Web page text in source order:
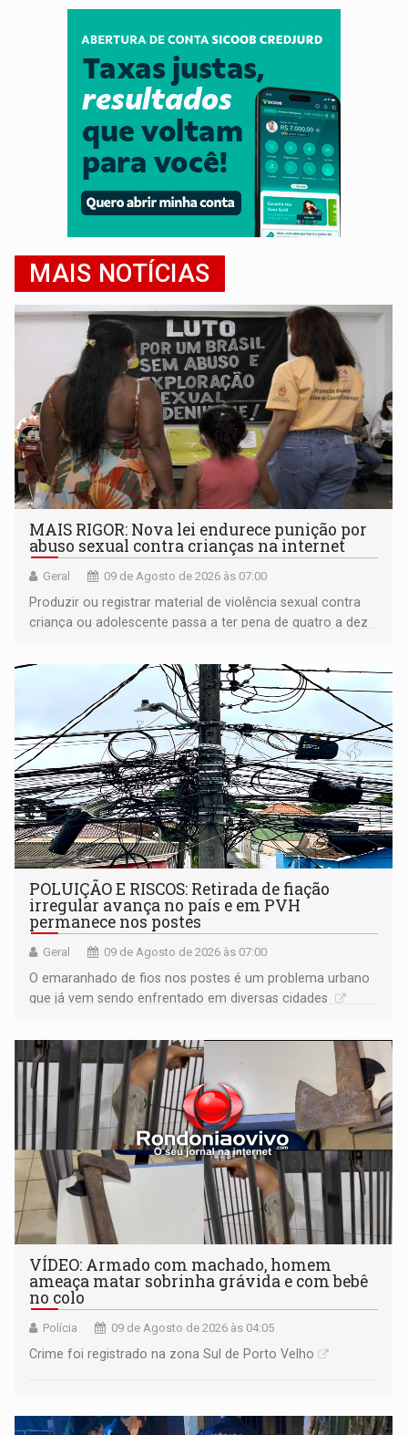
MAIS NOTÍCIAS
MAIS RIGOR: Nova lei endurece punição por
abuso sexual contra crianças na internet
Geral 09 de Agosto de 2026 às 07:00
Produzir ou registrar material de violência sexual contra
criança ou adolescente passa a ter pena de quatro a dez
POLUIÇÃO E RISCOS: Retirada de fiação
irregular avança no país e em PVH
permanece nos postes
Geral 09 de Agosto de 2026 às 07:00
O emaranhado de fios nos postes é um problema urbano
que já vem sendo enfrentado em diversas cidades
VÍDEO: Armado com machado, homem
ameaça matar sobrinha grávida e com bebê
no colo
Polícia 09 de Agosto de 2026 às 04:05
Crime foi registrado na zona Sul de Porto Velho